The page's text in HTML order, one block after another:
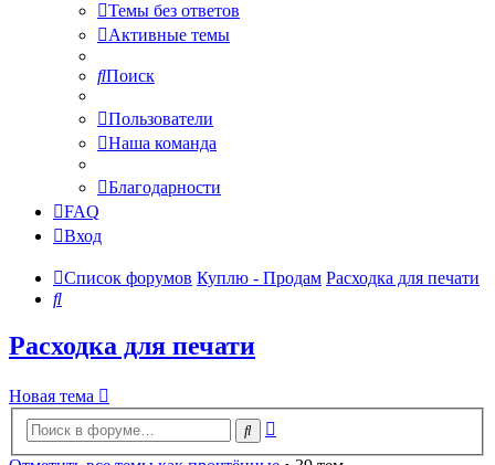
Темы без ответов
Активные темы
Поиск
Пользователи
Наша команда
Благодарности
FAQ
Вход
Список форумов Куплю - Продам Расходка для печати
Поиск
Расходка для печати
Новая тема
Поиск